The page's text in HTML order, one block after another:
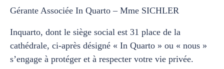
Gérante Associée In Quarto – Mme SICHLER
Inquarto, dont le siège social est 31 place de la
cathédrale, ci-après désigné « In Quarto » ou « nous »
s’engage à protéger et à respecter votre vie privée.